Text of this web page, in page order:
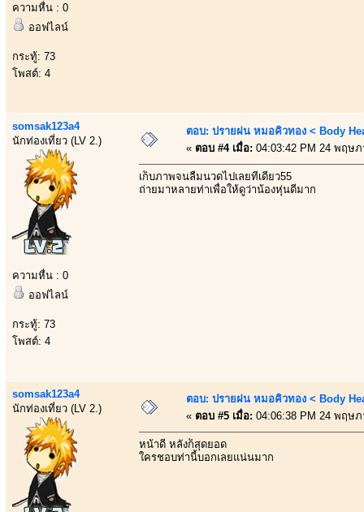
ความหื่น : 0
ออฟไลน์
กระทู้: 73
โพสต์: 4
somsak123a4
นักท่องเที่ยว (LV 2.)
ความหื่น : 0
ออฟไลน์
กระทู้: 73
โพสต์: 4
ตอบ: ปรายฝน หมอคิวทอง < Body
« ตอบ #4 เมื่อ: 04:03:42 PM 24 พฤษ
เก็บภาพจนลืมนวดไปเลยทีเดียว55
ถ่ายมาหลายท่าเพื่อให้ดูว่าน้องหุ่นดีมาก
somsak123a4
นักท่องเที่ยว (LV 2.)
ตอบ: ปรายฝน หมอคิวทอง < Body
« ตอบ #5 เมื่อ: 04:06:38 PM 24 พฤษ
หน้าดี หลังก็สุดยอด
ใครชอบท่านี้บอกเลยแน่นมาก